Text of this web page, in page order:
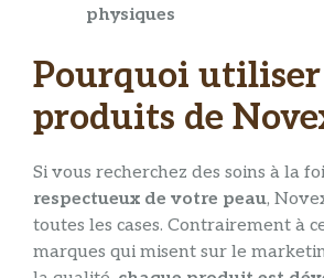
physiques
Pourquoi utiliser
produits de
Si vous recherchez des soins à la
respectueux de votre peau,
toutes les cases. Contrairement à
marques qui misent sur le